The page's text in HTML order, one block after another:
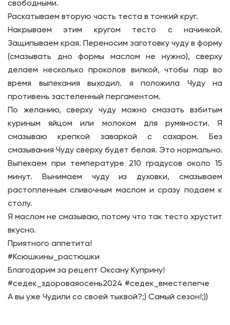
свободными.
Раскатываем вторую часть теста в тонкий круг.
Накрываем этим кругом тесто с начинкой.
Защипываем края. Переносим заготовку чуду в форму
(смазывать дно формы маслом не нужно), сверху
делаем несколько проколов вилкой, чтобы пар во
время выпекания выходил. я положила Чуду на
противень застеленный пергаментом.
По желанию, сверху чуду можно смазать взбитым
куриным яйцом или молоком для румяности. Я
смазываю крепкой заваркой с сахаром. Без
смазывания Чуду сверху будет белая. Это нормально.
Выпекаем при температуре 210 градусов около 15
минут. Вынимаем чуду из духовки, смазываем
растопленным сливочным маслом и сразу подаем к
столу.
Я маслом не смазываю, потому что так тесто хрустит
вкусно.
Приятного аппетита!
#Ксюшкины_растюшки
Благодарим за рецепт Оксану Куприну!
#седек_здороваяосень2024 #седек_вместелегче
А вы уже Чудили со своей тыквой?;) Самый сезон!;))